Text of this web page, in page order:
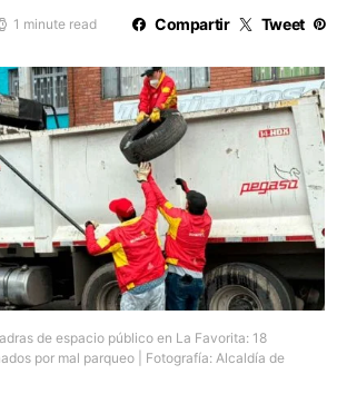
1 minute read Compartir Tweet
de espacio público en La Favorita: 18
por mal parqueo | Fotografía: Alcaldía de